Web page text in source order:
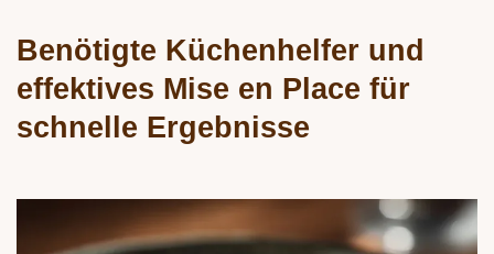
Benötigte Küchenhelfer und
effektives Mise en Place für
schnelle Ergebnisse